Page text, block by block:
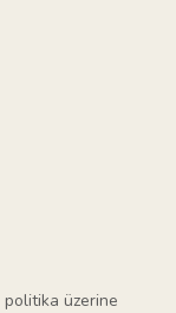
üzerine